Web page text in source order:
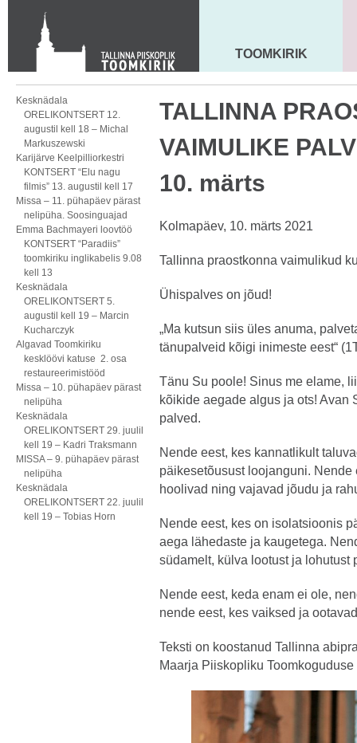
Toom-Kooli 6, 10130 TALLINN
tallinna.toom
+372 644 4140
MAARJA KIRIK
TOOMKIRIK
Kesknädala
ORELIKONTSERT 12.
augustil kell 18 – Michal
Markuszewski
Karijärve Keelpilliorkestri
KONTSERT “Elu nagu
filmis” 13. augustil kell 17
Missa – 11. pühapäev pärast
nelipüha. Soosinguajad
Emma Bachmayeri loovtöö
KONTSERT “Paradiis”
toomkiriku inglikabelis 9.08
kell 13
Kesknädala
ORELIKONTSERT 5.
augustil kell 19 – Marcin
Kucharczyk
Algavad Toomkiriku
kesklöövi katuse 2. osa
restaureerimistööd
Missa – 10. pühapäev pärast
nelipüha
Kesknädala
ORELIKONTSERT 29. juulil
kell 19 – Kadri Traksmann
MISSA – 9. pühapäev pärast
nelipüha
Kesknädala
ORELIKONTSERT 22. juulil
kell 19 – Tobias Horn
TALLINNA
VAIMULIKE
10. märts
Kolmapäev, 10. märts 2021
Tallinna praostkonna vaimulikud
Ühispalves on jõud!
„Ma kutsun siis üles anuma,
tänupalveid kõigi inimeste eest“
Tänu Su poole! Sinus me elame,
kõikide aegade algus ja ots! Avan
palved.
Nende eest, kes kannatlikult
päikesetõusust loojanguni.
hoolivad ning vajavad jõudu ja
Nende eest, kes on isolatsioonis
aega lähedaste ja kaugetega.
südamelt, külva lootust ja lohutust
Nende eest, keda enam ei ole,
nende eest, kes vaiksed ja
Teksti on koostanud Tallinna
Maarja Piiskopliku